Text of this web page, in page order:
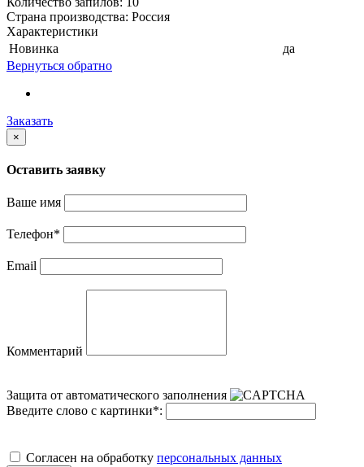
Страна производства: Россия
Характеристики
Новинка
да
Вернуться обратно
Заказать
×
Оставить заявку
Ваше имя
Телефон*
Email
Комментарий
Защита от автоматического заполнения
Введите слово с картинки*:
Cогласен на обработку персональных данных